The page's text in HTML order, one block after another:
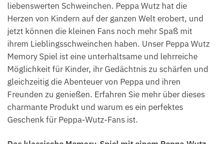
liebenswerten Schweinchen. Peppa Wutz hat die
Herzen von Kindern auf der ganzen Welt erobert, und
jetzt können die kleinen Fans noch mehr Spaß mit
ihrem Lieblingsschweinchen haben. Unser Peppa Wutz
Memory Spiel ist eine unterhaltsame und lehrreiche
Möglichkeit für Kinder, ihr Gedächtnis zu schärfen und
gleichzeitig die Abenteuer von Peppa und ihren
Freunden zu genießen. Erfahren Sie mehr über dieses
charmante Produkt und warum es ein perfektes
Geschenk für Peppa-Wutz-Fans ist.